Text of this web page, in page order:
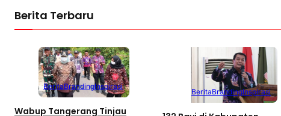
Berita Terbaru
BeritaBrandingInspirasi
Wabup Tangerang Tinjau
BeritaBrandingInspirasi